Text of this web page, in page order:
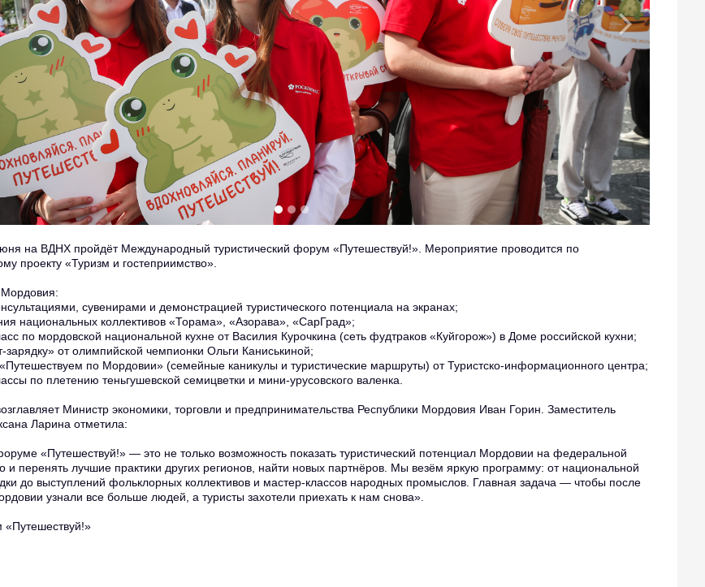
на ВДНХ пройдёт Международный туристический форум «Путешествуй!». Мероприятие проводится по
проекту «Туризм и гостеприимство».
Мордовия:
сувенирами и демонстрацией туристического потенциала на экранах;
национальных коллективов «Торама», «Азорава», «СарГрад»;
по мордовской национальной кухне от Василия Курочкина (сеть фудтраков «Куйгорож») в Доме российской кухни;
от олимпийской чемпионки Ольги Каниськиной;
по Мордовии» (семейные каникулы и туристические маршруты) от Туристско-информационного центра;
по плетению теньгушевской семицветки и мини-урусовского валенка.
Министр экономики, торговли и предпринимательства Республики Мордовия Иван Горин. Заместитель
Ларина отметила:
«Путешествуй!» — это не только возможность показать туристический потенциал Мордовии на федеральной
и перенять лучшие практики других регионов, найти новых партнёров. Мы везём яркую программу: от национальной
до выступлений фольклорных коллективов и мастер-классов народных промыслов. Главная задача — чтобы после
узнали все больше людей, а туристы захотели приехать к нам снова».